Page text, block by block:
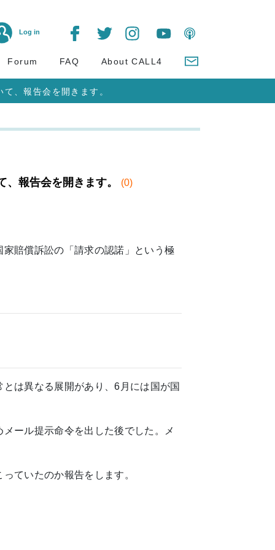
Log in
Forum FAQ About CALL4
、報告会を開きます。
、報告会を開きます。 (0)
賠償訴訟の「請求の認諾」という極
は異なる展開があり、6月には国が国
ール提示命令を出した後でした。メ
ていたのか報告をします。